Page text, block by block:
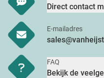
Direct contact
E-mailadres
FAQ
Bekijk de